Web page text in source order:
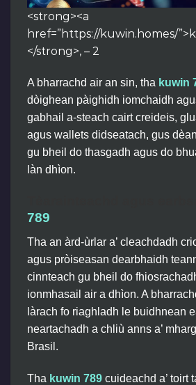
<strong><a
href=”https://kuwin.homes/
</strong>, – 2
A bharrachd air an sin, tha kuwin
dòighean pàighidh iomchaidh
gabhail a-steach cairt creideis,
agus wallets didseatach, gus
gu bheil do thasgadh agus do
làn dhìon.
789
Tha an àrd-ùrlar a’ cleachdadh
agus pròiseasan dearbhaidh
cinnteach gu bheil do
ionmhasail air a dhìon. A
làrach fo riaghladh le buidhnean
neartachadh a chliù anns a’
Brasil.
Tha kuwin 789 cuideachd a’ toirt